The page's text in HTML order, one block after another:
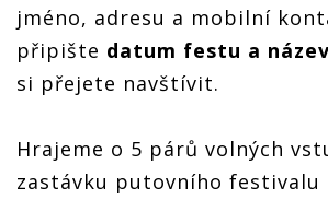
jméno, adresu a mobilní
připište datum festu a
si přejete navštívit.
Hrajeme o 5 párů volných
zastávku putovního festivalu